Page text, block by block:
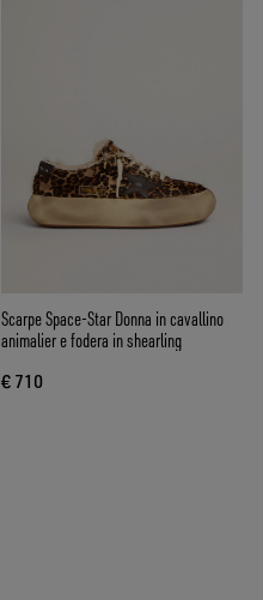
Scarpe Space-Star Donna in cavallino
animalier e fodera in shearling
€ 710